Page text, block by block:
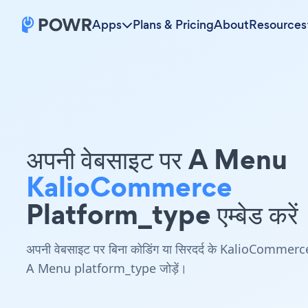
Apps Plans & PricingAboutResources
अपनी वेबसाइट पर A Menu
KalioCommerce
Platform_type एम्बेड करें
अपनी वेबसाइट पर बिना कोडिंग या सिरदर्द के
A Menu platform_type जोड़ें।